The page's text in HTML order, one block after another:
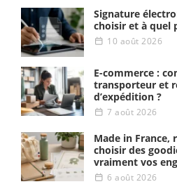
Signature
choisir et à quel
10 août 2026
E-commerce :
transporteur et
d’expédition ?
7 août 2026
Made in France,
choisir des
vraiment vos
6 août 2026